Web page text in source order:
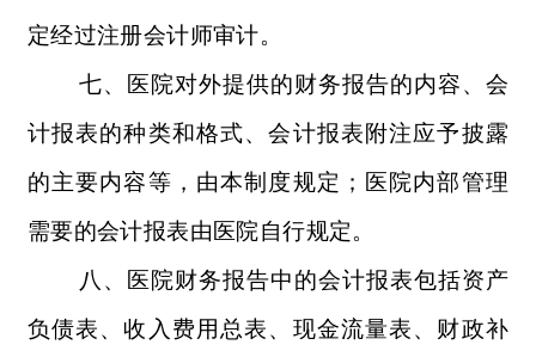
定经过注册会计师审计。
七、医院对外提供的财务报告的内容、会
计报表的种类和格式、会计报表附注应予披露
的主要内容等，由本制度规定；医院内部管理
需要的会计报表由医院自行规定。
八、医院财务报告中的会计报表包括资产
负债表、收入费用总表、现金流量表、财政补